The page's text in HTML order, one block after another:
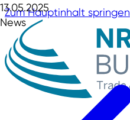
Zum Hauptinhalt springen
13.05.2025
News